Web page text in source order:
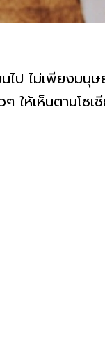
นไป ไม่เพียงม
ให้เห็นตามโซ